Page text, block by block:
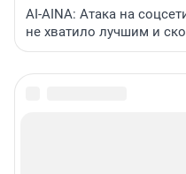
AI-AINA: Атака на
не хватило лучшим и